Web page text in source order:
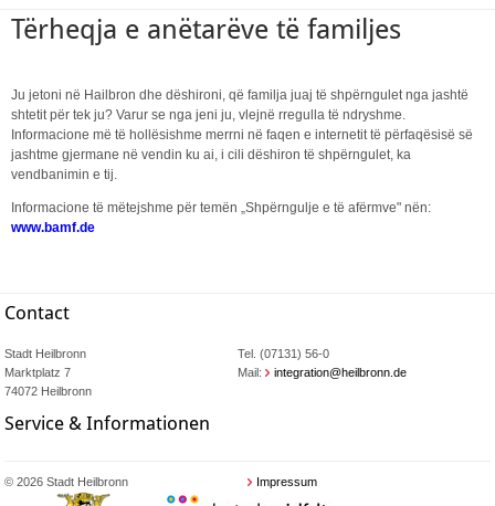
Tërheqja e anëtarëve të familjes
Ju jetoni në Hailbron dhe dëshironi, që familja juaj të shpërngulet nga jashtë
shtetit për tek ju? Varur se nga jeni ju, vlejnë rregulla të ndryshme.
Informacione më të hollësishme merrni në faqen e internetit të përfaqësisë së
jashtme gjermane në vendin ku ai, i cili dëshiron të shpërngulet, ka
vendbanimin e tij.
Informacione të mëtejshme për temën „Shpërngulje e të afërmve" nën:
www.bamf.de
Contact
Stadt Heilbronn
Marktplatz 7
74072 Heilbronn
Tel. (07131) 56-0
Mail:
integration@heilbronn.de
Service & Informationen
© 2026 Stadt Heilbronn Impressum